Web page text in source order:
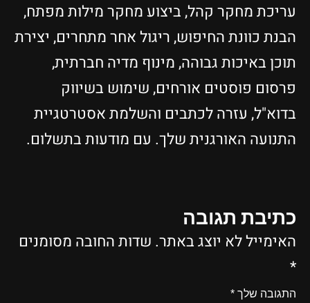
עריכת מחקר קהל, ביצוע מחקר מילות מפתח,
הבנת כוונת החיפוש, ריגול אחר מתחרים, יצירת
תוכן באיכות גבוהה, מינוף מדיה חברתית,
פרסום פוסטים אורחים, שימוש בשיווק
בדוא"ל, עזרה לכתבים והשלמת אסטרטגיית
התנועה האורגנית שלך. עם מודעות בתשלום.
כתיבת תגובה
האימייל לא יוצג באתר. שדות החובה מסומנים
*
התגובה שלך *